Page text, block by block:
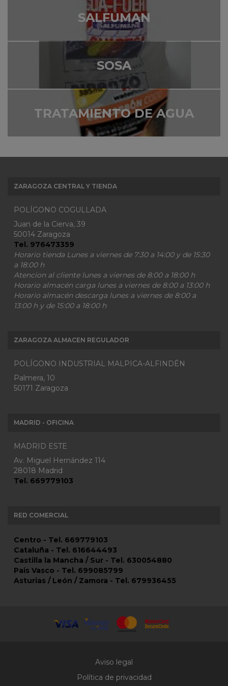
SALFUMAN
SOSA
TRATAMIENTO DE AGUA
ZARAGOZA CENTRAL Y TIENDA
POLÍGONO COGULLADA
Juan de la Cierva, 39
50014 Zaragoza
Tel. 976473359
Horario tienda Lunes a viernes de 7:30 a 14:00 y de 15:30
a 18:00 h
Atencion al cliente lunes a viernes de 8:00 a 18:00 h
Horario almacén carga lunes a viernes de 8:00 a 13:00 h
Horario almacén descarga lunes a viernes de 8:00 a
13:00 h y de 15:00 a 18:00 h
ZARAGOZA ALMACEN REGULADOR
POLÍGONO INDUSTRIAL MALPICA-ALFINDÉN
Palmera, 10
50171 Zaragoza
MADRID - OFICINA
MADRID ESTE
Av. Miguel Hernández 114
28018 Madrid
Tel. 669779103
RED COMERCIAL
Centro - Tel. 669779103
Cataluña - Tel. 616644493
Castilla la Mancha / Sur - Tel. 630054880
País Vasco - Tel. 699085799
Asturias / León / Zamora - Tel. 679936455
Aviso legal
Política de privacidad